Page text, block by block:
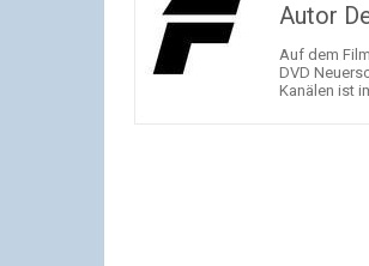
Autor
Auf dem
DVD
Kanälen ist